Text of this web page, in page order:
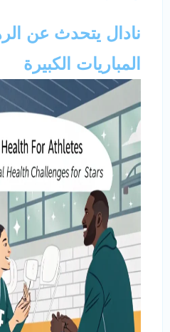
نادال يتحدث عن
المباريات الكبيرة